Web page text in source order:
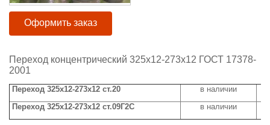
Оформить заказ
Переход концентрический 325х12-273х12 ГОСТ 17378-
2001
Переход 325х12-273х12 ст.20 в наличии
Переход 325х12-273х12 ст.09Г2С
в наличии